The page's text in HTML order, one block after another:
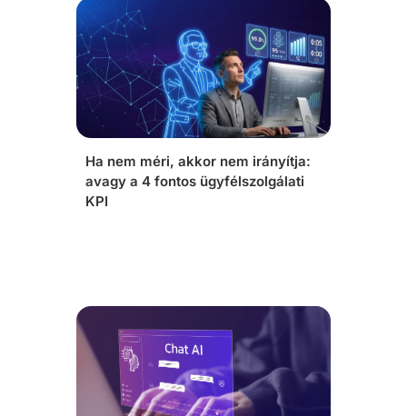
Ha nem méri, akkor nem irányítja:
avagy a 4 fontos ügyfélszolgálati
KPI